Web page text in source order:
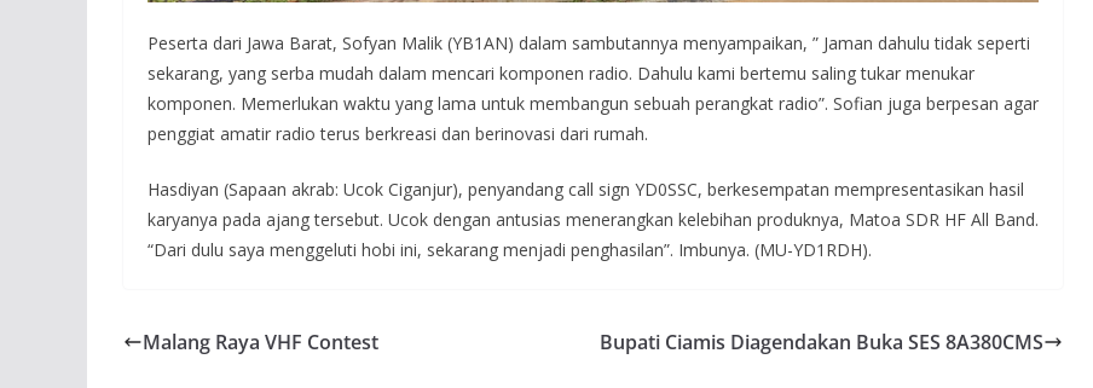
Peserta dari Jawa Barat, Sofyan Malik (YB1AN) dalam sambutannya menyampaikan, ” Jaman dahulu tidak seperti
sekarang, yang serba mudah dalam mencari komponen radio. Dahulu kami bertemu saling tukar menukar
komponen. Memerlukan waktu yang lama untuk membangun sebuah perangkat radio”. Sofian juga berpesan agar
penggiat amatir radio terus berkreasi dan berinovasi dari rumah.
Hasdiyan (Sapaan akrab: Ucok Ciganjur), penyandang call sign YD0SSC, berkesempatan mempresentasikan hasil
karyanya pada ajang tersebut. Ucok dengan antusias menerangkan kelebihan produknya, Matoa SDR HF All Band.
“Dari dulu saya menggeluti hobi ini, sekarang menjadi penghasilan”. Imbunya. (MU-YD1RDH).
Malang Raya VHF Contest Bupati Ciamis Diagendakan Buka SES 8A380CMS